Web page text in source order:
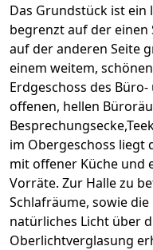
Das Grundstück ist ein
begrenzt auf der einen
auf der anderen Seite
einem weitem,
Erdgeschoss des
offenen, hellen
im Obergeschoss liegt
mit offener Küche und
Vorräte. Zur Halle zu
Schlafräume, sowie
natürliches Licht über
Oberlichtverglasung